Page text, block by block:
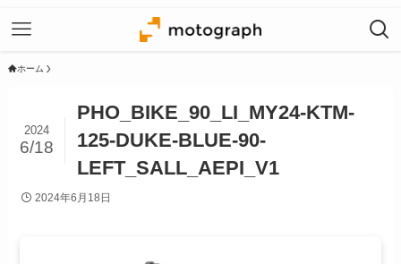
ホーム
PHO_BIKE_90_LI_MY24-KTM-
125-DUKE-BLUE-90-
LEFT_SALL_AEPI_V1
2024
6/18
2024年6月18日